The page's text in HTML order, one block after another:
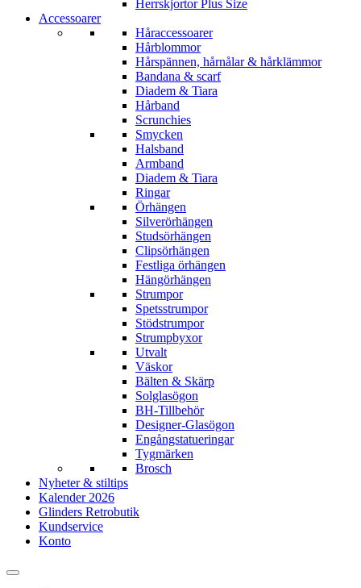
Herrskjortor Plus Size
Accessoarer
Håraccessoarer
Hårblommor
Hårspännen, hårnålar & hårklämmor
Bandana & scarf
Diadem & Tiara
Hårband
Scrunchies
Smycken
Halsband
Armband
Diadem & Tiara
Ringar
Örhängen
Silverörhängen
Studsörhängen
Clipsörhängen
Festliga örhängen
Hängörhängen
Strumpor
Spetsstrumpor
Stödstrumpor
Strumpbyxor
Utvalt
Väskor
Bälten & Skärp
Solglasögon
BH-Tillbehör
Designer-Glasögon
Engångstatueringar
Tygmärken
Brosch
Nyheter & stiltips
Kalender 2026
Glinders Retrobutik
Kundservice
Konto